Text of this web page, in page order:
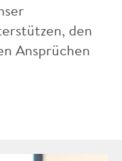
den
Ansprüchen